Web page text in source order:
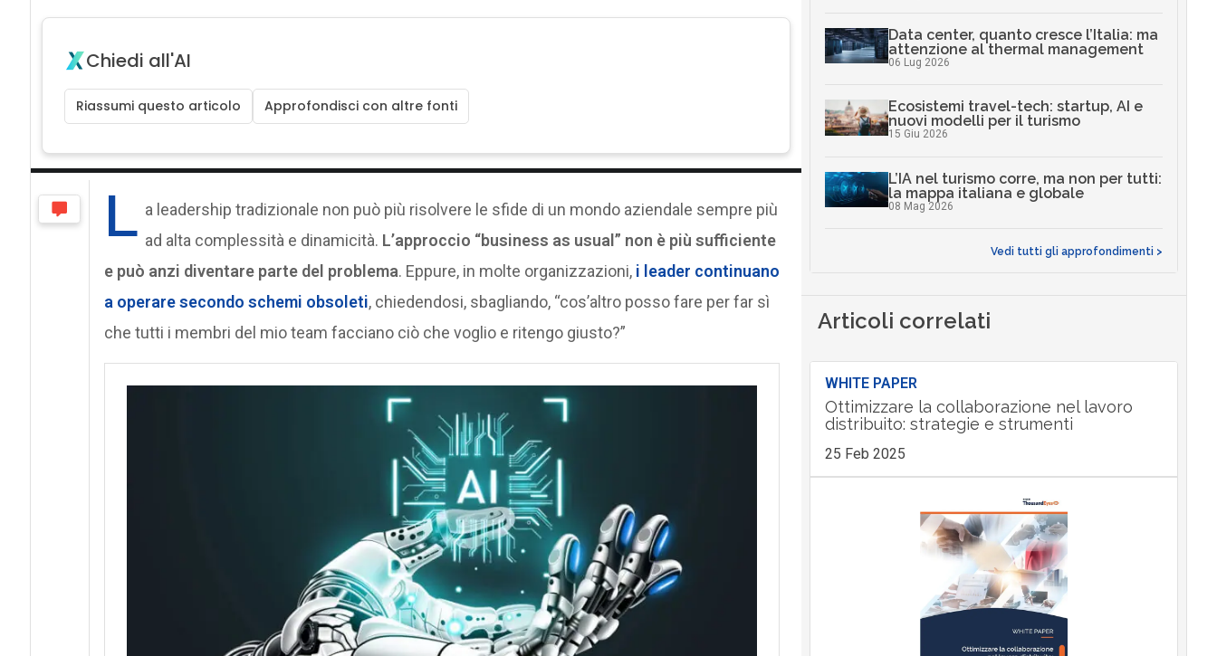
Chiedi all'AI
Riassumi questo articolo Approfondisci con altre fonti
L a leadership tradizionale non può più risolvere le sfide di un mondo aziendale sempre più
ad alta complessità e dinamicità. L’approccio “business as usual” non è più sufficiente
e può anzi diventare parte del problema. Eppure, in molte organizzazioni,i leader continuano
a operare secondo schemi obsoleti, chiedendosi, sbagliando, “cos’altro posso fare per far sì
che tutti i membri del mio team facciano ciò che voglio e ritengo giusto?”
Data center, quanto cresce l’Italia: ma
attenzione al thermal management
06 Lug 2026
Ecosistemi travel-tech: startup, AI e
nuovi modelli per il turismo
15 Giu 2026
L’IA nel turismo corre, ma non per tutti:
la mappa italiana e globale
08 Mag 2026
Vedi tutti gli approfondimenti >
Articoli correlati
WHITE PAPER
Ottimizzare la collaborazione nel lavoro
distribuito: strategie e strumenti
25 Feb 2025